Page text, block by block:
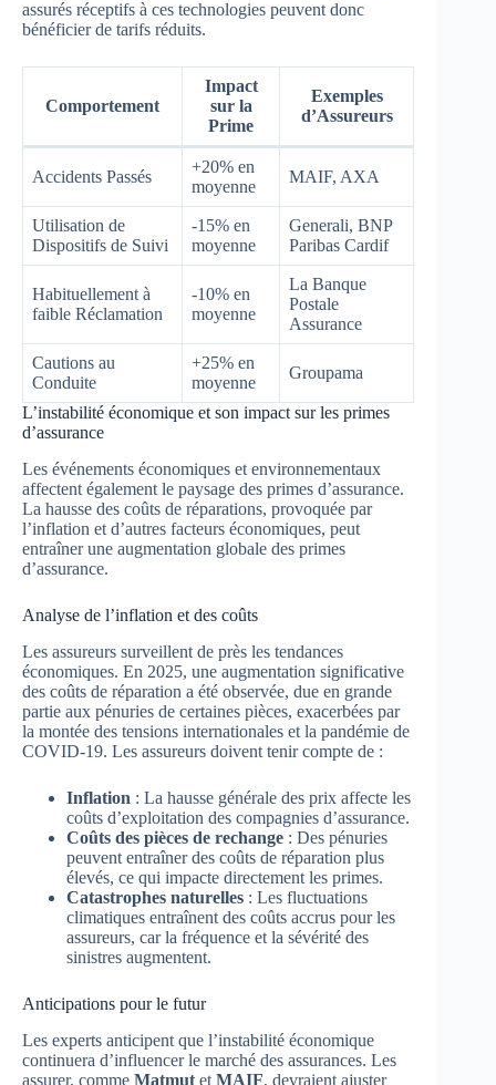
assurés réceptifs à ces technologies peuvent donc
bénéficier de tarifs réduits.
Comportement
Impact
sur la
Prime
Exemples
d’Assureurs
Accidents Passés
+20% en
moyenne
MAIF, AXA
Utilisation de
Dispositifs de Suivi
-15% en
moyenne
Generali, BNP
Paribas Cardif
Habituellement à
faible Réclamation
-10% en
moyenne
La Banque
Postale
Assurance
Cautions au
Conduite
+25% en
moyenne
Groupama
L’instabilité économique et son impact sur les primes
d’assurance
Les événements économiques et environnementaux
affectent également le paysage des primes d’assurance.
La hausse des coûts de réparations, provoquée par
l’inflation et d’autres facteurs économiques, peut
entraîner une augmentation globale des primes
d’assurance.
Analyse de l’inflation et des coûts
Les assureurs surveillent de près les tendances
économiques. En 2025, une augmentation significative
des coûts de réparation a été observée, due en grande
partie aux pénuries de certaines pièces, exacerbées par
la montée des tensions internationales et la pandémie de
COVID-19. Les assureurs doivent tenir compte de :
Inflation : La hausse générale des prix affecte les
coûts d’exploitation des compagnies d’assurance.
Coûts des pièces de rechange : Des pénuries
peuvent entraîner des coûts de réparation plus
élevés, ce qui impacte directement les primes.
Catastrophes naturelles : Les fluctuations
climatiques entraînent des coûts accrus pour les
assureurs, car la fréquence et la sévérité des
sinistres augmentent.
Anticipations pour le futur
Les experts anticipent que l’instabilité économique
continuera d’influencer le marché des assurances. Les
assurer, comme Matmut et MAIF, devraient ajuster